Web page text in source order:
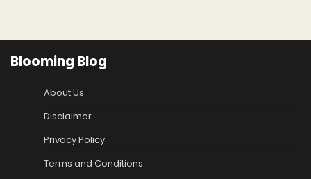
Blooming Blog
About Us
Disclaimer
Privacy Policy
Terms and Conditions